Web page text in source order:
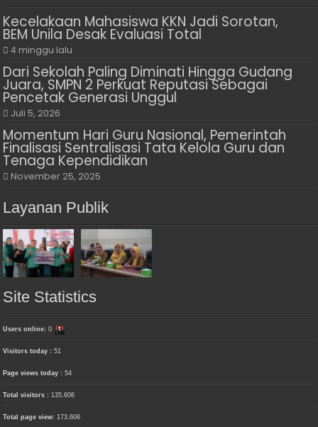
Kecelakaan Mahasiswa KKN Jadi Sorotan,
BEM Unila Desak Evaluasi Total
4 minggu lalu
Dari Sekolah Paling Diminati Hingga Gudang
Juara, SMPN 2 Perkuat Reputasi Sebagai
Pencetak Generasi Unggul
Juli 5, 2026
Momentum Hari Guru Nasional, Pemerintah
Finalisasi Sentralisasi Tata Kelola Guru dan
Tenaga Kependidikan
November 25, 2025
Layanan Publik
Site Statistics
Users online:0
Visitors today :51
Page views today :54
Total visitors :135,606
Total page view:173,606